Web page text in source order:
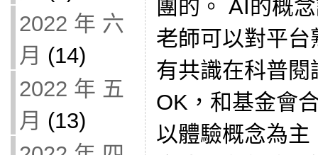
2022 年 六
月 (14)
2022 年 五
月 (13)
團的。 AI的概
老師可以對平
有共識在科普
OK，和基金會
以體驗概念為